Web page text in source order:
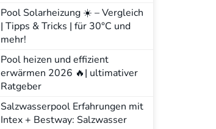
Pool Solarheizung ☀️ – Vergleich
| Tipps & Tricks | für 30°C und
mehr!
Pool heizen und effizient
erwärmen 2026 🔥| ultimativer
Ratgeber
Salzwasserpool Erfahrungen mit
Intex + Bestway: Salzwasser